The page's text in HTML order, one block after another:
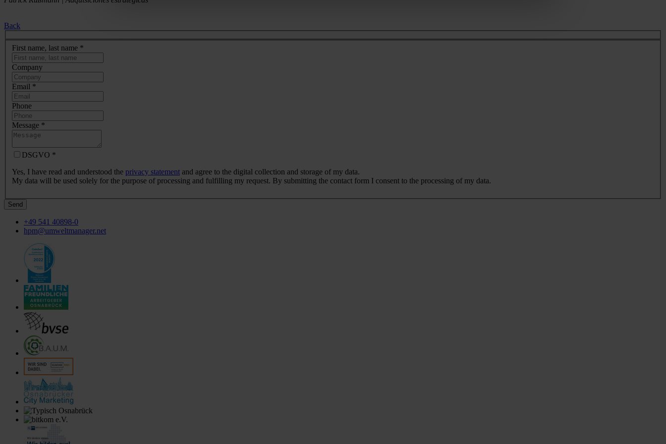
Back
First name, last name *
Company
Email *
Phone
Message *
DSGVO *
Yes, I have read and understood the privacy statement and agree to the digital collection and storage of my data.
My data will be used solely for the purpose of processing and fulfilling my request. By submitting the contact form I consent to the processing of my data.
Send
+49 541 40898-0
hpm@umweltmanager.net